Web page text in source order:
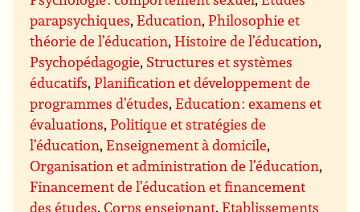
parapsychiques,Education,Philosophie et
théorie de l’éducation,Histoire de l’éducation,
Psychopédagogie, Structures et systèmes
éducatifs,Planification et développement de
programmes d’études,Education : examens et
évaluations,Politique et stratégies de
l’éducation,Enseignement à domicile,
Organisation et administration de l’éducation,
Financement de l’éducation et financement
des études,Corps enseignant,Etablissements